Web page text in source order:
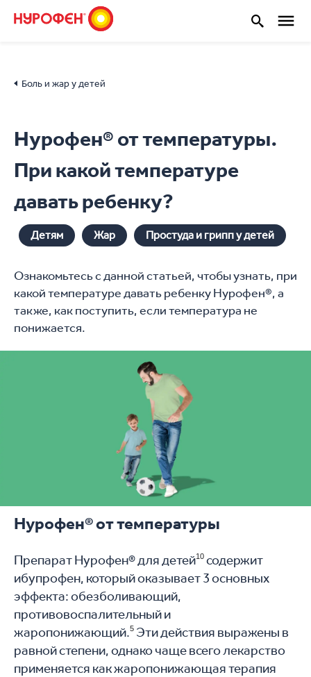
Боль и жар у детей
Нурофен® от температуры.
При какой температуре
давать ребенку?
Детям Жар Простуда и грипп у детей
Ознакомьтесь с данной статьей, чтобы узнать, при
какой температуре давать ребенку Нурофен®, а
также, как поступить, если температура не
понижается.
Нурофен® от температуры
Препарат Нурофен® для детей10 содержит
ибупрофен, который оказывает 3 основных
эффекта: обезболивающий,
противовоспалительный и
жаропонижающий.5 Эти действия выражены в
равной степени, однако чаще всего лекарство
применяется как жаропонижающая терапия